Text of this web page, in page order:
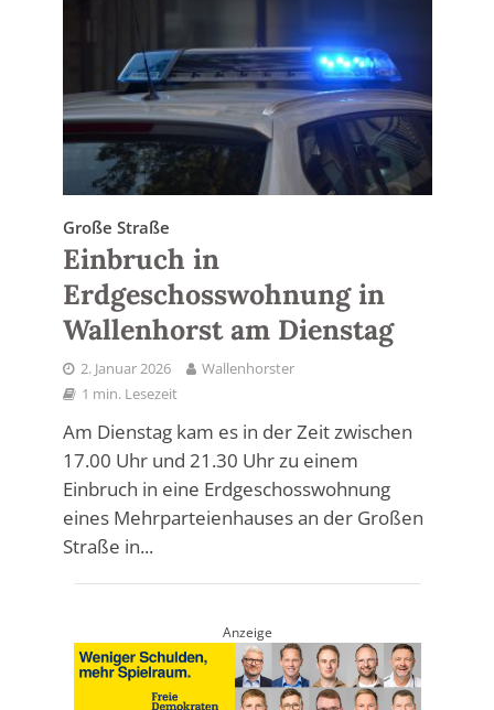
Große Straße
Einbruch in
Erdgeschosswohnung in
Wallenhorst am Dienstag
2. Januar 2026
Wallenhorster
1 min. Lesezeit
Am Dienstag kam es in der Zeit zwischen
17.00 Uhr und 21.30 Uhr zu einem
Einbruch in eine Erdgeschosswohnung
eines Mehrparteienhauses an der Großen
Straße in...
Anzeige